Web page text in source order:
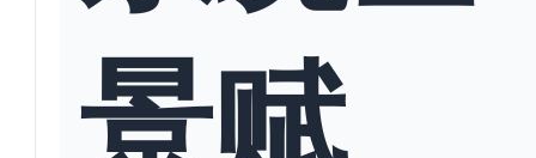
景赋